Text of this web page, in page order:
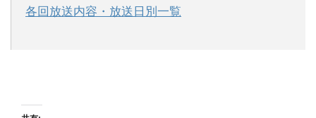
各回放送内容・放送日別一覧